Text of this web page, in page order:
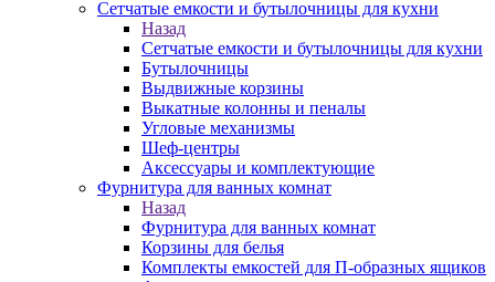
Сетчатые емкости и бутылочницы для кухни
Назад
Сетчатые емкости и бутылочницы для кухни
Бутылочницы
Выдвижные корзины
Выкатные колонны и пеналы
Угловые механизмы
Шеф-центры
Аксессуары и комплектующие
Фурнитура для ванных комнат
Назад
Фурнитура для ванных комнат
Корзины для белья
Комплекты емкостей для П-образных ящиков